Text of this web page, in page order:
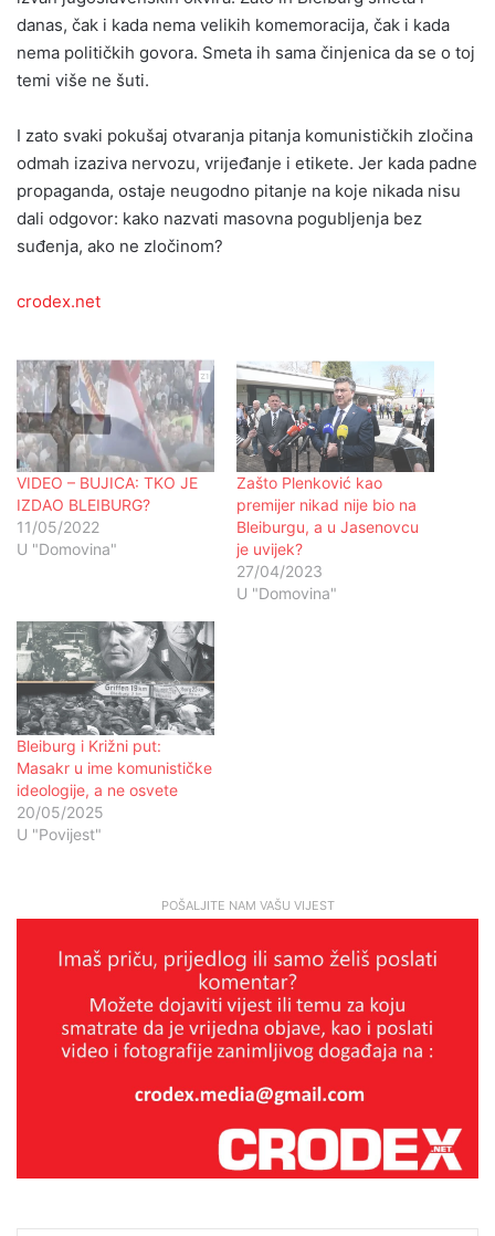
danas, čak i kada nema velikih komemoracija, čak i kada
nema političkih govora. Smeta ih sama činjenica da se o toj
temi više ne šuti.
I zato svaki pokušaj otvaranja pitanja komunističkih zločina
odmah izaziva nervozu, vrijeđanje i etikete. Jer kada padne
propaganda, ostaje neugodno pitanje na koje nikada nisu
dali odgovor: kako nazvati masovna pogubljenja bez
suđenja, ako ne zločinom?
crodex.net
VIDEO – BUJICA: TKO JE
IZDAO BLEIBURG?
11/05/2022
U "Domovina"
Zašto Plenković kao
premijer nikad nije bio na
Bleiburgu, a u Jasenovcu
je uvijek?
27/04/2023
U "Domovina"
Bleiburg i Križni put:
Masakr u ime komunističke
ideologije, a ne osvete
20/05/2025
U "Povijest"
POŠALJITE NAM VAŠU VIJEST